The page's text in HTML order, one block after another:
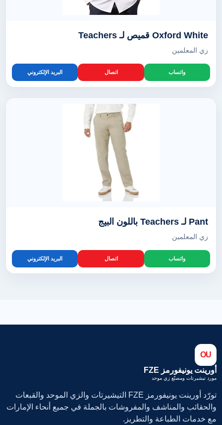
Oxford White قميص لـ Teachers
زي المعلمين
واتساب اتصال البريد الإلكتروني
Pant لـ Teachers باللون البيج
زي المعلمين
واتساب اتصال البريد الإلكتروني
OU
أورينت يونيفورمز FZE
مورد تيشيرتات ومصنّع زي موحد
تورّد أورينت يونيفورمز FZE التيشيرتات والزي الموحد والقبعات
والحقائب والمناشف والمفروشات بالجملة في جميع أنحاء الإمارات
مع خدمات الطباعة والتطريز.